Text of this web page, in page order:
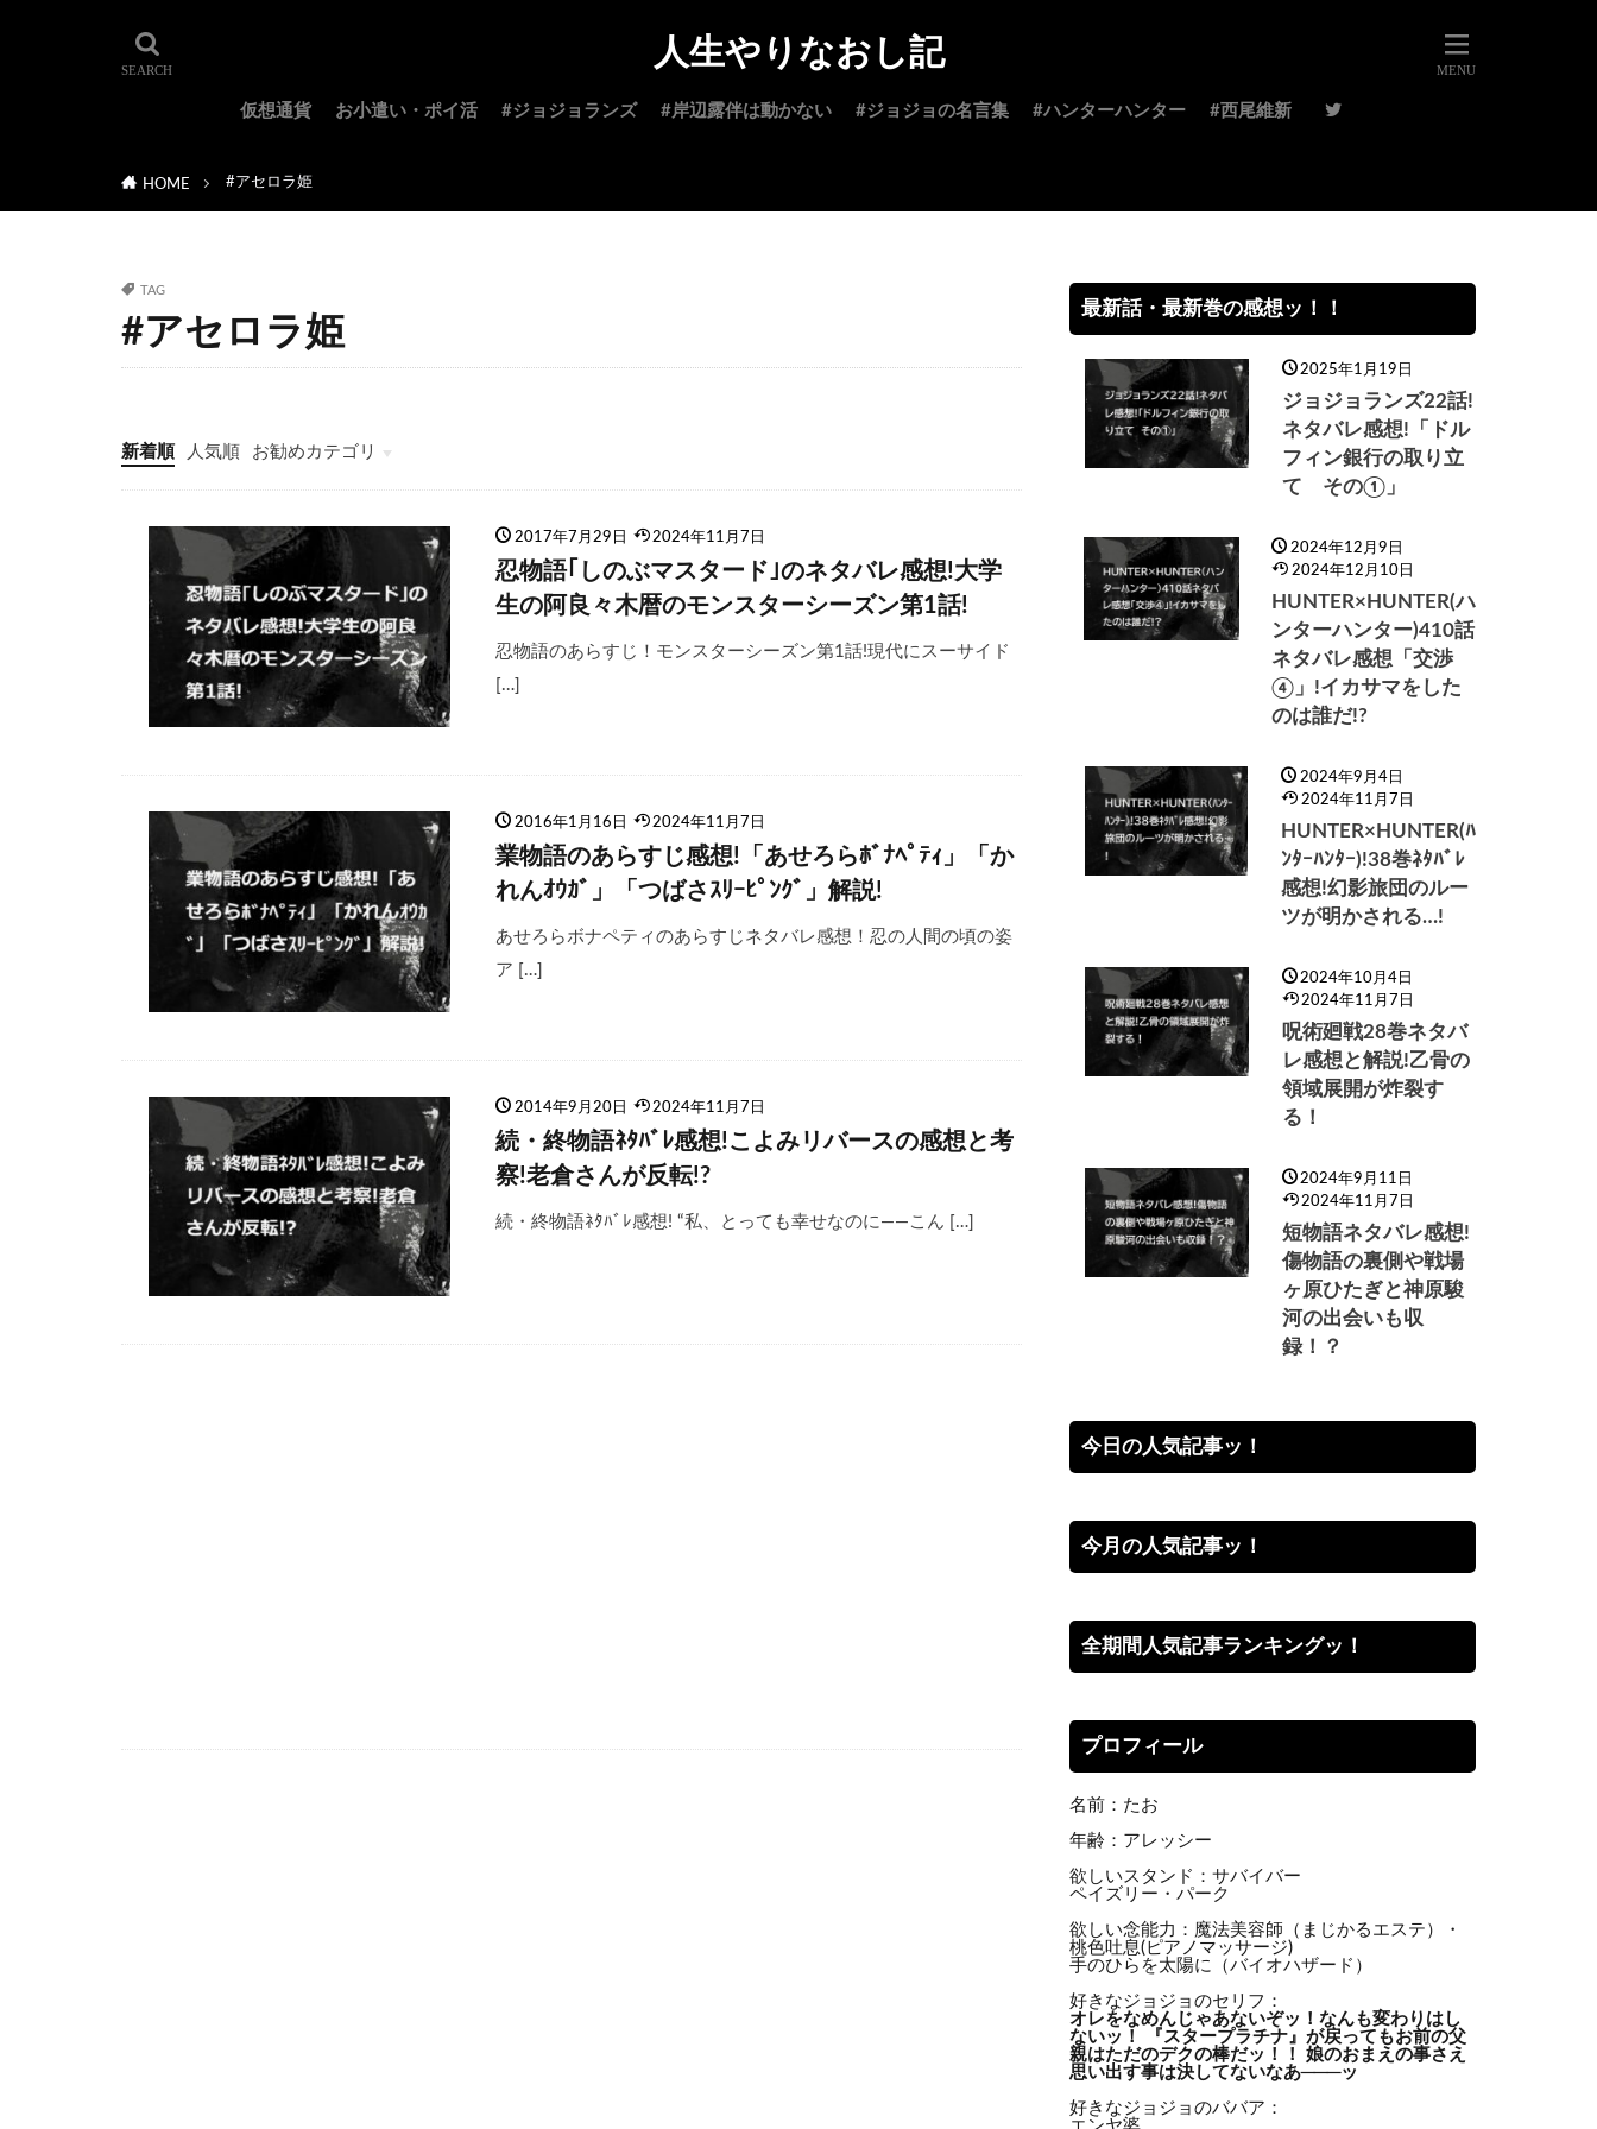
人生やりなおし記
仮想通貨 お小遣い・ポイ活 #ジョジョランズ #岸辺露伴は動かない #ジョジョの名言集 #ハンターハンター #西尾維新
HOME #アセロラ姫
TAG
#アセロラ姫
新着順 人気順 お勧めカテゴリ
#ジョジョ特集
#ジョジョのキャラクター紹介
#ジョジョランキング
#ジョジョアニメ
#ジョジョランズ
#岸辺露伴は動かない
#ジョジョ小説
2017年7月29日 2024年11月7日
忍物語｢しのぶマスタード｣のネタバレ感想!大学
生の阿良々木暦のモンスターシーズン第1話!
忍物語のあらすじ！モンスターシーズン第1話!現代にスーサイド
[…]
2016年1月16日 2024年11月7日
業物語のあらすじ感想!「あせろらﾎﾞﾅﾍﾟﾃｨ」「か
れんｵｳｶﾞ」「つばさｽﾘｰﾋﾟﾝｸﾞ」解説!
あせろらボナペティのあらすじネタバレ感想！忍の人間の頃の姿
ア […]
2014年9月20日 2024年11月7日
続・終物語ﾈﾀﾊﾞﾚ感想!こよみリバースの感想と考
察!老倉さんが反転!?
続・終物語ﾈﾀﾊﾞﾚ感想! “私、とっても幸せなのに――こん […]
最新話・最新巻の感想ッ！！
2025年1月19日
ジョジョランズ22話!
ネタバレ感想!「ドル
フィン銀行の取り立
て その①」
2024年12月9日
2024年12月10日
HUNTER×HUNTER(ハ
ンターハンター)410話
ネタバレ感想「交渉
④」!イカサマをした
のは誰だ!?
2024年9月4日
2024年11月7日
HUNTER×HUNTER(ﾊ
ﾝﾀｰﾊﾝﾀｰ)!38巻ﾈﾀﾊﾞﾚ
感想!幻影旅団のルー
ツが明かされる…!
2024年10月4日
2024年11月7日
呪術廻戦28巻ネタバ
レ感想と解説!乙骨の
領域展開が炸裂す
る！
2024年9月11日
2024年11月7日
短物語ネタバレ感想!
傷物語の裏側や戦場
ヶ原ひたぎと神原駿
河の出会いも収
録！？
今日の人気記事ッ！
今月の人気記事ッ！
全期間人気記事ランキングッ！
プロフィール
名前：たお
年齢：アレッシー
欲しいスタンド：サバイバー
ペイズリー・パーク
欲しい念能力：魔法美容師（まじかるエステ）・
桃色吐息(ピアノマッサージ)
手のひらを太陽に（バイオハザード）
好きなジョジョのセリフ：
オレをなめんじゃあないぞッ！ なんも変わりはし
ないッ！ 『スタープラチナ』が戻ってもお前の父
親はただのデクの棒だッ！！ 娘のおまえの事さえ
思い出す事は決してないなあ───ッ
好きなジョジョのババア：